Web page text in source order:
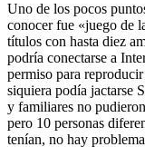
Uno de los pocos
conocer fue «juego de
títulos con hasta diez
podría conectarse a
permiso para
siquiera podía jactarse
y familiares no
pero 10 personas
tenían, no hay